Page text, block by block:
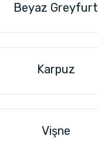
Beyaz Greyfurt
Karpuz
Vişne